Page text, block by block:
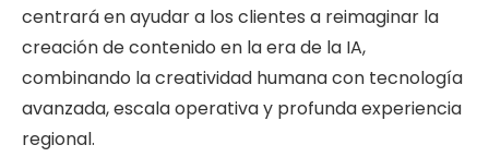
centrará en ayudar a los clientes a reimaginar la
creación de contenido en la era de la IA,
combinando la creatividad humana con tecnología
avanzada, escala operativa y profunda experiencia
regional.